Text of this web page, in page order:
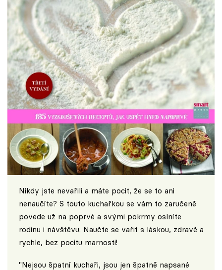
Nikdy jste nevařili a máte pocit, že se to ani
nenaučíte? S touto kuchařkou se vám to zaručeně
povede už na poprvé a svými pokrmy oslníte
rodinu i návštěvu. Naučte se vařit s láskou, zdravě a
rychle, bez pocitu marnosti!
"Nejsou špatní kuchaři, jsou jen špatně napsané